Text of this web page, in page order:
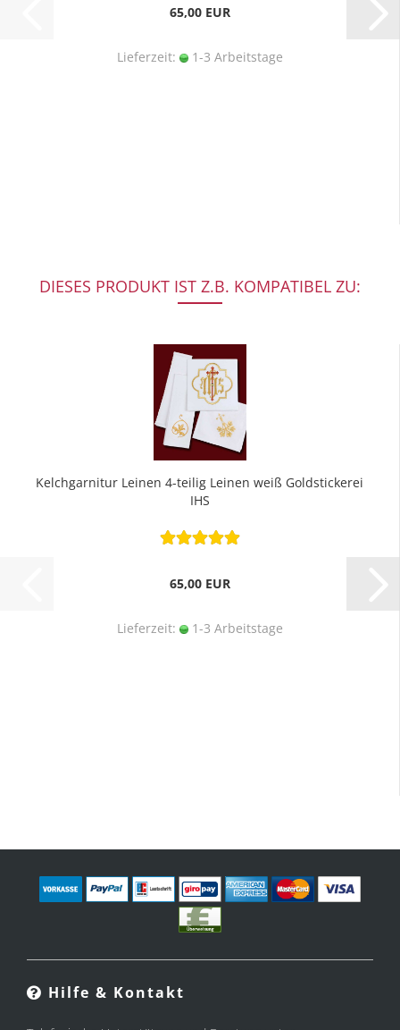
65,00 EUR
Lieferzeit: 1-3 Arbeitstage
DIESES PRODUKT IST Z.B. KOMPATIBEL ZU:
Kelchgarnitur Leinen 4-teilig Leinen weiß Goldstickerei
IHS
65,00 EUR
Lieferzeit: 1-3 Arbeitstage
Hilfe & Kontakt